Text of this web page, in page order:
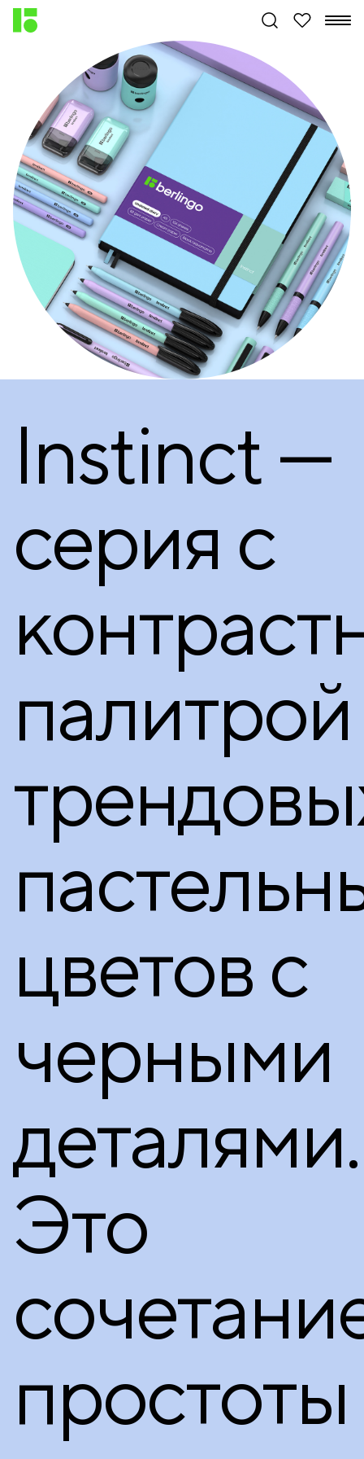
Instinct —
серия с
палитрой
цветов с
черными
деталями.
Это
простоты